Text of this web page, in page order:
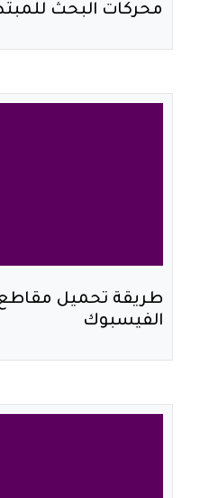
محركات البحث
طريقة تحميل مقاطع
الفيسبوك